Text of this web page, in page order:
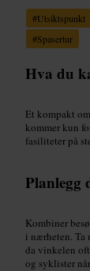
#Utsiktspunkt
#Spasertur
Hva du
Et kompakt
kommer kun
fasiliteter på
Planlegg
Kombiner
i nærheten. Ta
da vinkelen
og syklister